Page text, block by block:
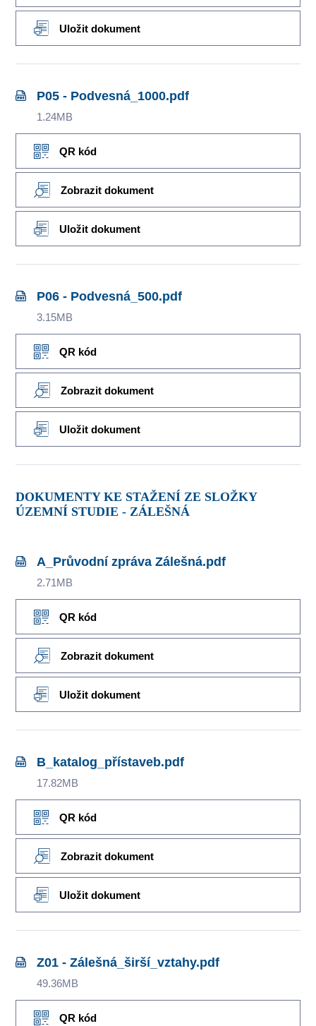
Uložit dokument
P05 - Podvesná_1000.pdf
1.24MB
QR kód
Zobrazit dokument
Uložit dokument
P06 - Podvesná_500.pdf
3.15MB
QR kód
Zobrazit dokument
Uložit dokument
DOKUMENTY KE STAŽENÍ ZE SLOŽKY
ÚZEMNÍ STUDIE - ZÁLEŠNÁ
A_Průvodní zpráva Zálešná.pdf
2.71MB
QR kód
Zobrazit dokument
Uložit dokument
B_katalog_přístaveb.pdf
17.82MB
QR kód
Zobrazit dokument
Uložit dokument
Z01 - Zálešná_širší_vztahy.pdf
49.36MB
QR kód